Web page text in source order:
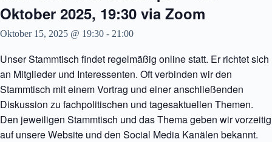
Oktober 2025, 19:30 via Zoom
Oktober 15, 2025 @ 19:30 - 21:00
Unser Stammtisch findet regelmäßig online statt. Er richtet sich
an Mitglieder und Interessenten. Oft verbinden wir den
Stammtisch mit einem Vortrag und einer anschließenden
Diskussion zu fachpolitischen und tagesaktuellen Themen.
Den jeweiligen Stammtisch und das Thema geben wir vorzeitig
auf unsere Website und den Social Media Kanälen bekannt.